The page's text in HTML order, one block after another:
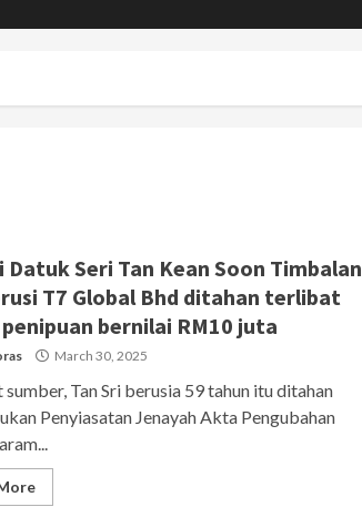
Datuk Seri Tan Kean Soon Timbalan
T7 Global Bhd ditahan terlibat
bernilai RM10 juta
March 30, 2025
Tan Sri berusia 59 tahun itu ditahan
Penyiasatan Jenayah Akta Pengubahan